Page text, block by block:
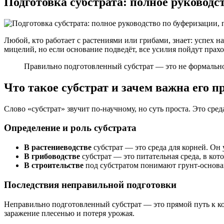
Любой, кто работает с растениями или грибами, знает: успех
мицелий, но если основание подведёт, все усилия пойдут
Правильно подготовленный субстрат — это не
Что такое субстрат и зачем важна его
Слово «субстрат» звучит по-научному, но суть проста. Это
Определение и роль субстрата
В растениеводстве субстрат — это среда для корней. Он
В грибоводстве субстрат — это питательная среда, в
В строительстве под субстратом понимают грунт-
Последствия неправильной подготовки
Неправильно подготовленный субстрат — это прямой путь к
заражение плесенью и потеря урожая.